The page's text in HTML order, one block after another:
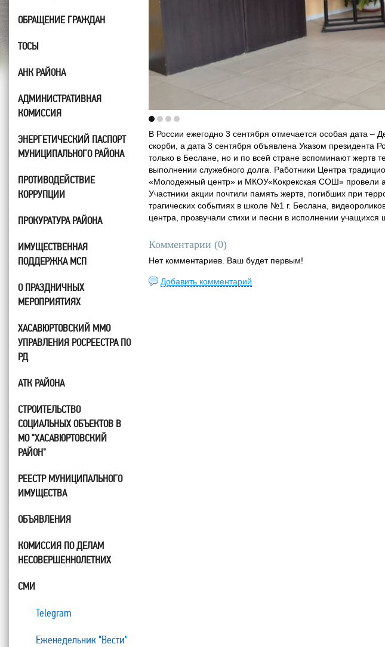
В России ежегодно 3 сентября отмечается особая дата –
скорби, а дата 3 сентября объявлена Указом президента
только в Беслане, но и по всей стране вспоминают жертв
выполнении служебного долга. Работники Центра
«Молодежный центр» и МКОУ«Кокрекская СОШ» провели
Участники акции почтили память жертв, погибших при
трагических событиях в школе №1 г. Беслана,
центра, прозвучали стихи и песни в исполнении учащихся
Комментарии (0)
Нет комментариев. Ваш будет первым!
Добавить комментарий
ОБРАЩЕНИЕ ГРАЖДАН
ТОСЫ
АНК РАЙОНА
АДМИНИСТРАТИВНАЯ
КОМИССИЯ
ЭНЕРГЕТИЧЕСКИЙ ПАСПОРТ
МУНИЦИПАЛЬНОГО РАЙОНА
ПРОТИВОДЕЙСТВИЕ
КОРРУПЦИИ
ПРОКУРАТУРА РАЙОНА
ИМУЩЕСТВЕННАЯ
ПОДДЕРЖКА МСП
О ПРАЗДНИЧНЫХ
МЕРОПРИЯТИЯХ
ХАСАВЮРТОВСКИЙ ММО
УПРАВЛЕНИЯ РОСРЕЕСТРА ПО
РД
АТК РАЙОНА
СТРОИТЕЛЬСТВО
СОЦИАЛЬНЫХ ОБЪЕКТОВ В
МО "ХАСАВЮРТОВСКИЙ
РАЙОН"
РЕЕСТР МУНИЦИПАЛЬНОГО
ИМУЩЕСТВА
ОБЪЯВЛЕНИЯ
КОМИССИЯ ПО ДЕЛАМ
НЕСОВЕРШЕННОЛЕТНИХ
СМИ
Telegram
Еженедельник "Вести"